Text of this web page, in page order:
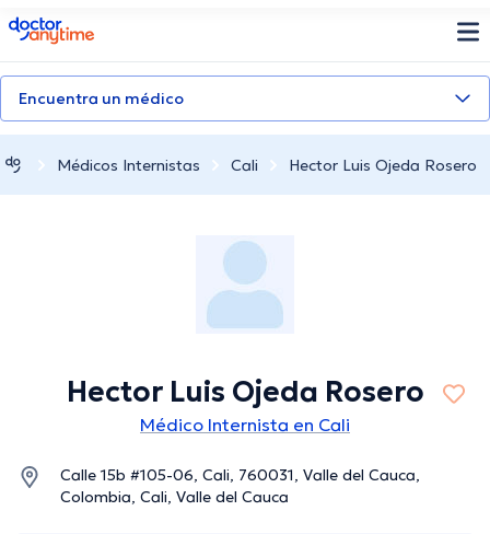
doctoranytime
Encuentra un médico
Médicos Internistas Cali Hector Luis Ojeda Rosero
Hector Luis Ojeda Rosero
Médico Internista en Cali
Calle 15b #105-06, Cali, 760031, Valle del Cauca,
Colombia, Cali, Valle del Cauca